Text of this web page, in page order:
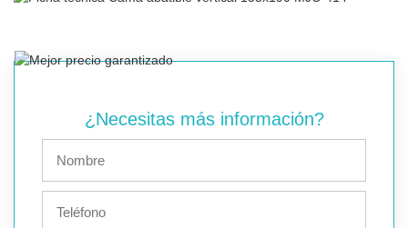
¿Necesitas más información?